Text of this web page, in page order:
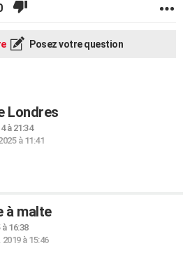
Posez votre question
Londres
à 21:34
à 11:41
à malte
à 16:38
2019 à 15:46